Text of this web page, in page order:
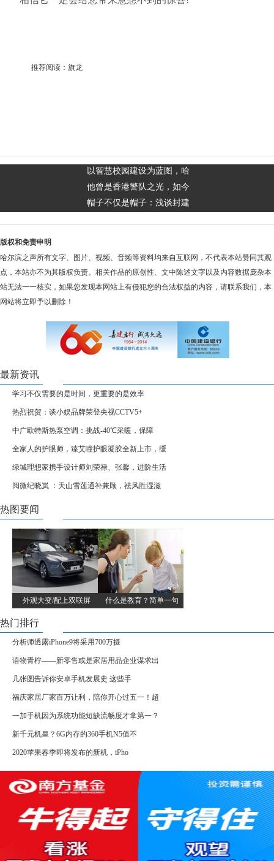
推荐阅读： 旗龙
以智慧校园建设为蓝图，哈
他曾是香港警队之光，如今
帽子不仅是帽子：浅谈封建
版权和免责申明
哈尔滨之声所有文字、图片、视频、音频等资料均来自互联网，不代表本站赞同其观
点，本站亦不为其版权负责。相关作品的原创性、文中陈述文字以及内容数据庞杂本
站无法一一核实，如果您发现本网站上有侵犯您的合法权益的内容，请联系我们，本
网站将立即予以删除！
最新资讯
学习不仅需要的是时间，更重要的是效率
热烈祝贺：谈小娱品牌荣登央视CCTV5+
中广欧特斯热泵空调：挑战-40℃采暖，保障
全家人的护眼师，臻艾瞳护眼凝胶全新上市，缓
绿城理想家携手设计师刘荣禄、张馨，进阶生活
阅微纪晓岚 ：天山雪莲通补兼顾，祛风胜湿滋
热图要闻
外观大变/配上双联屏 什么是教育？简单一句
热门排行
分析师透露iPhone9将采用700万摄
语物青柠——新零售或是家居用品企业谋求出
几张图告诉你安卓手机发展史 这些手
福庆家居厂家百万让利，陪你开心过五一！超
一加手机因为系统功能短缺流畅度才拿第一？
新千元机皇？6G内存的360手机N5值不
2020苹果春季即将发布的新机，iPho